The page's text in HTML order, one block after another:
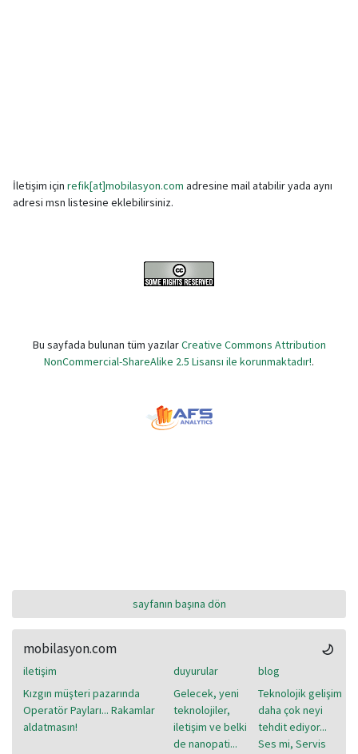
İletişim için refik[at]mobilasyon.com adresine mail atabilir yada aynı
adresi msn listesine eklebilirsiniz.
Bu sayfada bulunan tüm yazılarCreative Commons Attribution
NonCommercial-ShareAlike 2.5 Lisansı ile korunmaktadır!.
sayfanın başına dön
mobilasyon.com
iletişim duyurular
blog
Kızgın müşteri pazarında
Operatör Payları... Rakamlar
aldatmasın!
Gelecek, yeni
teknolojiler,
iletişim ve belki
de nanopati...
Teknolojik gelişim
daha çok neyi
tehdit ediyor...
Ses mi, Servis